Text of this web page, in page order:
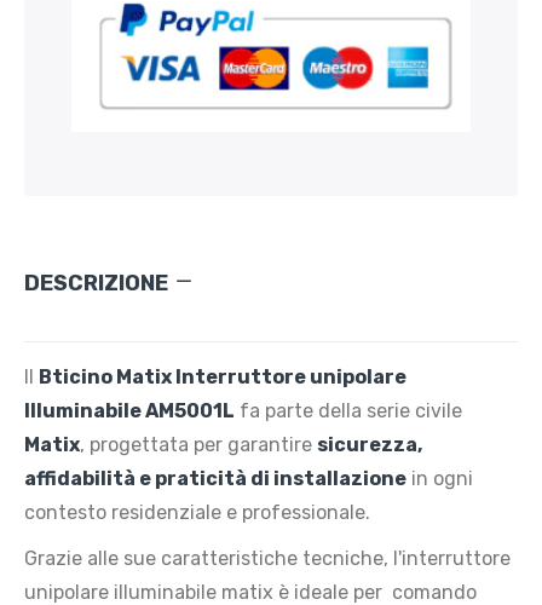
DESCRIZIONE
Il Bticino Matix Interruttore unipolare
Illuminabile AM5001L fa parte della serie civile
Matix, progettata per garantire sicurezza,
affidabilità e praticità di installazione in ogni
contesto residenziale e professionale.
Grazie alle sue caratteristiche tecniche, l'interruttore
unipolare illuminabile matix è ideale per comando